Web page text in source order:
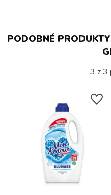
PODOBNÉ
3 z3